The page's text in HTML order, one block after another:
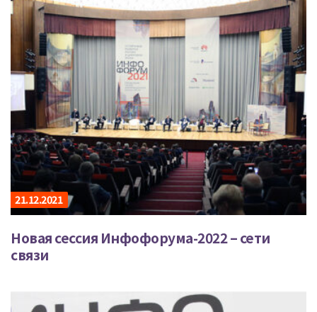
21.12.2021
Новая сессия Инфофорума-2022 – сети
связи